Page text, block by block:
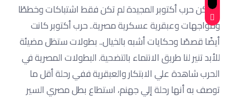
لم تكن حرب أكتوبر المجيدة لم تكن فقط اشتباكات وخططًا
ومواجهات وعبقرية عسكرية مصرية.. حرب أكتوبر كانت
أيضًا قصصًا وحكايات أشبه بالخيال.. بطولات ستظل مضيئة
للأبد تنير لنا طريق الانتماء بالتضحية. البطولات المصرية في
الحرب شاهدة علي الابتكار والعبقرية ففي رحلة أقل ما
توصف به أنها رحلة إلي جهنم، استطاع بطل مصري السير